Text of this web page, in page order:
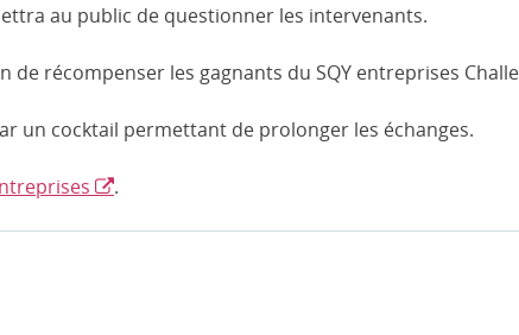
au public de questionner les intervenants.
de récompenser les gagnants du SQY entreprises
un cocktail permettant de prolonger les échanges.
.